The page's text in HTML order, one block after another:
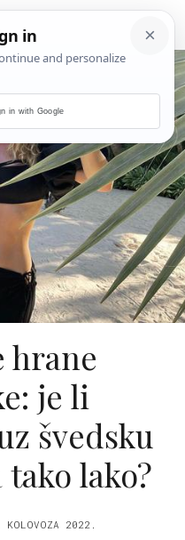
hrane
je li
švedsku
lako?
2022.
in with Google